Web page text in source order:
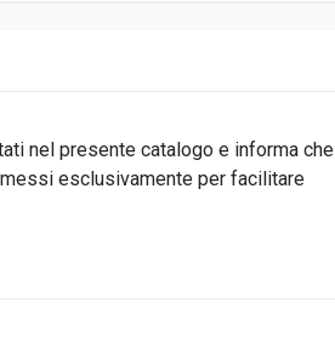
nel presente catalogo e informa che
esclusivamente per facilitare